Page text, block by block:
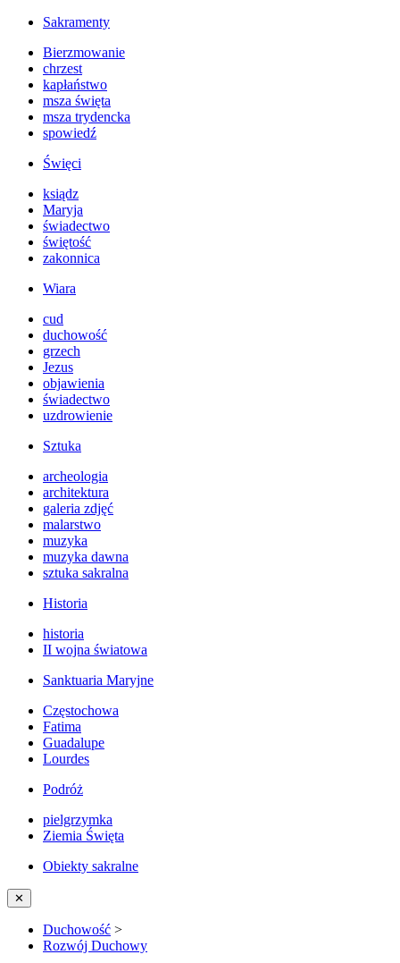
Sakramenty
Bierzmowanie
chrzest
kapłaństwo
msza święta
msza trydencka
spowiedź
Święci
ksiądz
Maryja
świadectwo
świętość
zakonnica
Wiara
cud
duchowość
grzech
Jezus
objawienia
świadectwo
uzdrowienie
Sztuka
archeologia
architektura
galeria zdjęć
malarstwo
muzyka
muzyka dawna
sztuka sakralna
Historia
historia
II wojna światowa
Sanktuaria Maryjne
Częstochowa
Fatima
Guadalupe
Lourdes
Podróż
pielgrzymka
Ziemia Święta
Obiekty sakralne
✕
Duchowość >
Rozwój Duchowy